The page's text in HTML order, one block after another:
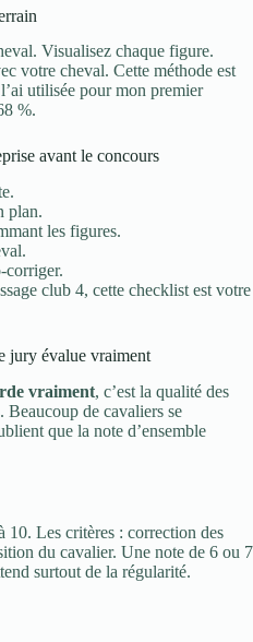
Visualisez chaque figure.
votre cheval. Cette méthode est
utilisée pour mon premier
%.
avant le concours
plan.
les figures.
corriger.
club 4, cette checklist est votre
jury évalue vraiment
vraiment, c’est la qualité des
Beaucoup de cavaliers se
que la note d’ensemble
10. Les critères : correction des
du cavalier. Une note de 6 ou 7
surtout de la régularité.